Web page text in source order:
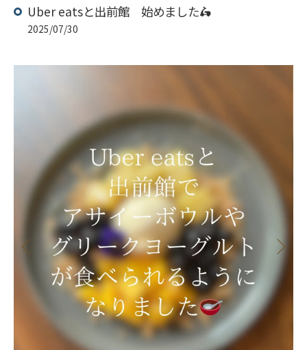
Uber eatsと出前館 始めました🛵
2025/07/30